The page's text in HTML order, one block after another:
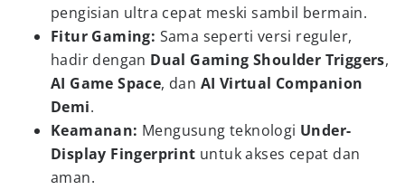
pengisian ultra cepat meski sambil bermain.
Fitur Gaming: Sama seperti versi reguler,
hadir dengan Dual Gaming Shoulder Triggers,
AI Game Space, dan AI Virtual Companion
Demi.
Keamanan: Mengusung teknologi Under-
Display Fingerprint untuk akses cepat dan
aman.